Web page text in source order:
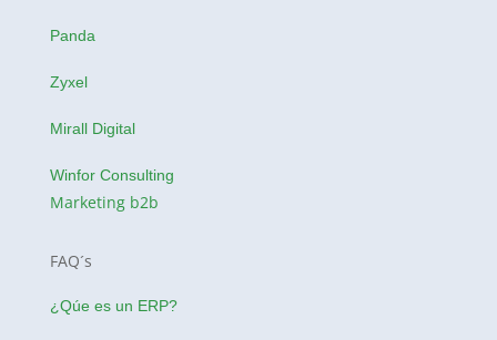
Panda
Zyxel
Mirall Digital
Winfor Consulting
Marketing b2b
FAQ´s
¿Qúe es un ERP?